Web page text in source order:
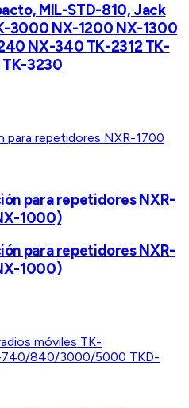
MIL-STD-810, Jack
3000 NX-1200 NX-1300
NX-340 TK-2312 TK-
3230
para repetidores NXR-
1000)
para repetidores NXR-
1000)